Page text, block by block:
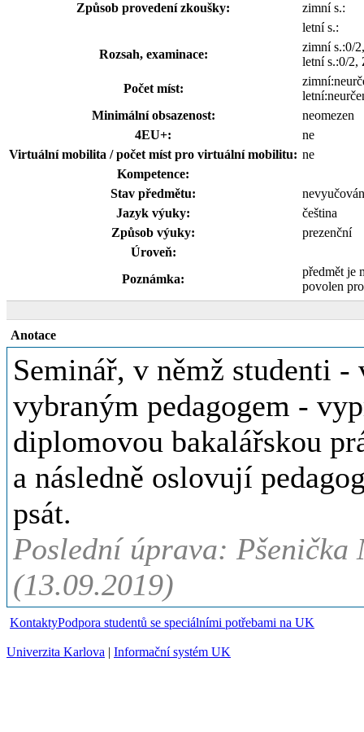
Způsob provedení zkoušky:
zimní s.:
letní s.:
Rozsah, examinace:
zimní s.:0/
letní s.:0/
Počet míst:
Minimální obsazenost:
neomezen
4EU+:
ne
Virtuální mobilita / počet míst pro virtuální mobilitu: ne
Kompetence:
Stav předmětu:
nevyučován
Jazyk výuky:
čeština
Způsob výuky:
prezenční
Úroveň:
Poznámka:
předmět je
povolen
Anotace
Seminář, v němž studenti
vybraným pedagogem -
diplomovou bakalářskou
a následně oslovují
psát.
Poslední úprava:
(13.09.2019)
KontaktyPodpora studentů se speciálními potřebami na UK
Univerzita Karlova | Informační systém UK